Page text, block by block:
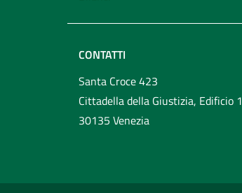
CONTATTI
Santa Croce 423
Cittadella della Giustizia, Edificio 1
30135 Venezia